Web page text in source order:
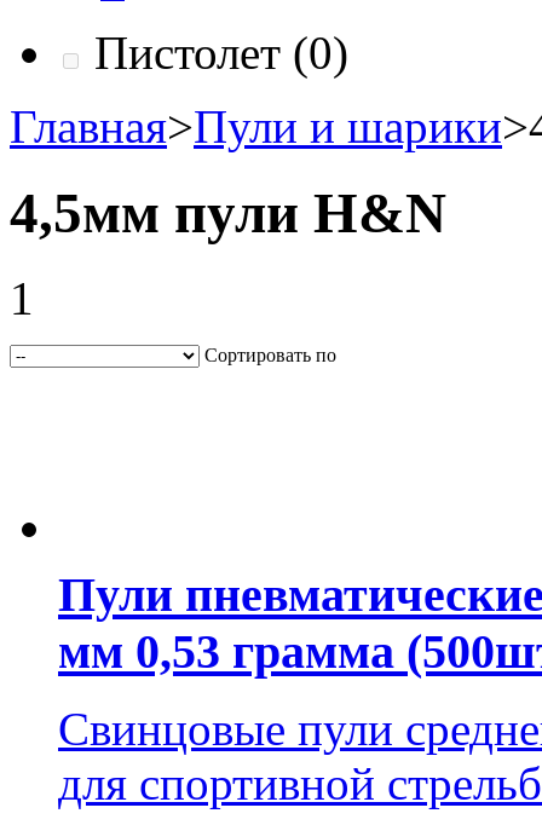
Пистолет (0)
Главная>Пули и шарики>
4,5мм пули H&N
1
Сортировать по
Пули
мм 0,53 грамма
Свинцовые пули
для спортивной